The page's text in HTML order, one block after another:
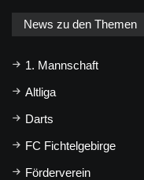
News zu den Themen
1. Mannschaft
Altliga
Darts
FC Fichtelgebirge
Förderverein